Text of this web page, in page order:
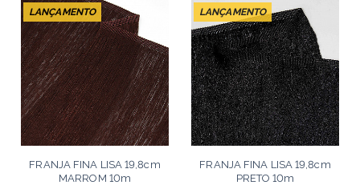
LANÇAMENTO
FRANJA FINA LISA 19,8cm
MARROM 10m
LANÇAMENTO
FRANJA FINA LISA 19,8cm
PRETO 10m